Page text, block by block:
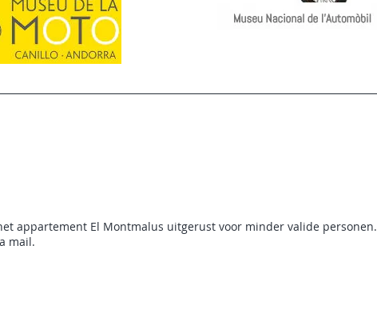
appartement El Montmalus uitgerust voor minder valide personen.
mail.